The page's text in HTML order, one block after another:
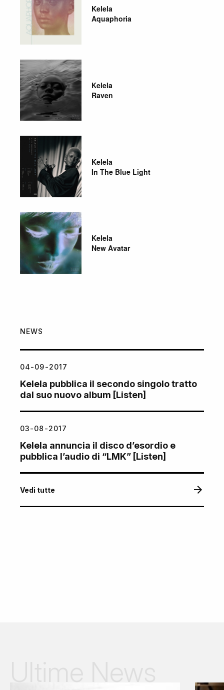
Kelela
Aquaphoria
Kelela
Raven
Kelela
In The Blue Light
Kelela
New Avatar
NEWS
04-09-2017
Kelela pubblica il secondo singolo tratto
dal suo nuovo album [Listen]
03-08-2017
Kelela annuncia il disco d’esordio e
pubblica l’audio di “LMK” [Listen]
Vedi tutte